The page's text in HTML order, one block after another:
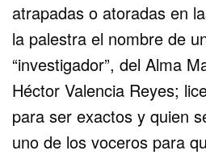
atrapadas o atoradas en
la palestra el nombre de
“investigador”, del Alma
Héctor Valencia Reyes;
para ser exactos y quien
uno de los voceros para